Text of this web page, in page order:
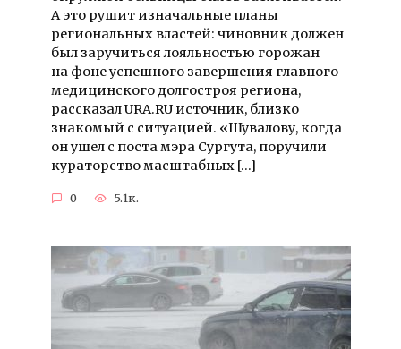
А это рушит изначальные планы
региональных властей: чиновник должен
был заручиться лояльностью горожан
на фоне успешного завершения главного
медицинского долгостроя региона,
рассказал URA.RU источник, близко
знакомый с ситуацией. «Шувалову, когда
он ушел с поста мэра Сургута, поручили
кураторство масштабных […]
0 5.1к.